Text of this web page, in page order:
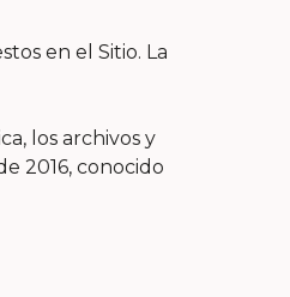
en el Sitio. La
los archivos y
2016, conocido